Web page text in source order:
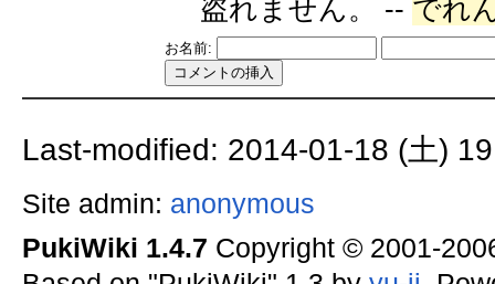
盗れません。 -- でれ
お名前:
Last-modified: 2014-01-18 (土)
Site admin: anonymous
PukiWiki 1.4.7 Copyright © 2001-